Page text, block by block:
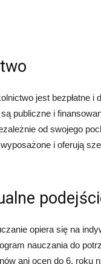
jest bezpłatne
są publiczne i
od swojego
i oferują
opiera się na
nauczania do
ani ocen do 6. roku